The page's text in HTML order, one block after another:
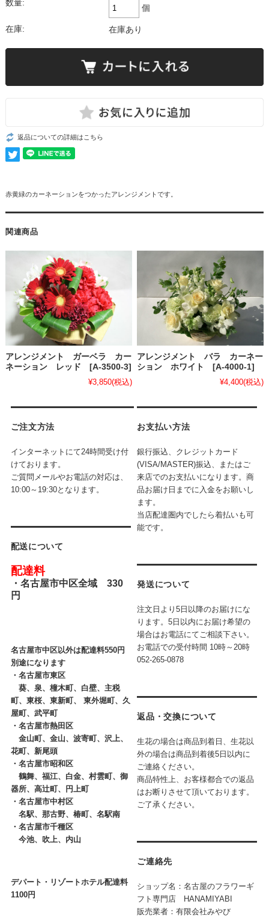
数量:
個
在庫: 在庫あり
返品についての詳細はこちら
赤黄緑のカーネーションをつかったアレンジメントです。
関連商品
アレンジメント ガーベラ カー
ネーション レッド [A-3500-3]
¥3,850(税込)
アレンジメント バラ カーネー
ション ホワイト [A-4000-1]
¥4,400(税込)
ご注文方法
インターネットにて24時間受け付
けております。
ご質問メールやお電話の対応は、
10:00～19:30となります。
配送について
配達料
・ 名古屋市中区全域 330
円
名古屋市中区以外は配達料550円
別途になります
・ 名古屋市東区
葵、泉、橦木町、白壁、主税
町、東桜、東新町、 東外堀町、久
屋町、武平町
・ 名古屋市熱田区
金山町、金山、波寄町、沢上、
花町、新尾頭
・ 名古屋市昭和区
鶴舞、福江、白金、村雲町、御
器所、高辻町、円上町
・ 名古屋市中村区
名駅、那古野、椿町、名駅南
・ 名古屋市千種区
今池、吹上、内山
デパート・リゾートホテル配達料
1100円
お支払い方法
銀行振込、クレジットカード
(VISA/MASTER)振込、またはご
来店でのお支払いになります。商
品お届け日までに入金をお願いし
ます。
当店配達圏内でしたら着払いも可
能です。
発送について
注文日より5日以降のお届けにな
ります。5日以内にお届け希望の
場合はお電話にてご相談下さい。
お電話での受付時間 10時～20時
052-265-0878
返品・交換について
生花の場合は商品到着日、生花以
外の場合は商品到着後5日以内に
ご連絡ください。
商品特性上、お客様都合での返品
はお断りさせて頂いております。
ご了承ください。
ご連絡先
ショップ名：名古屋のフラワーギ
フト専門店 HANAMIYABI
販売業者：有限会社みやび